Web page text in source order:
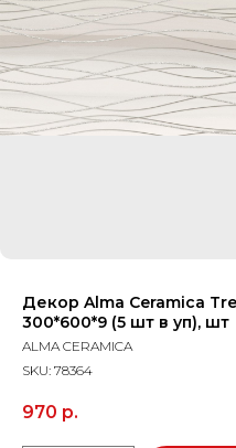
Декор Alma Ceramica
300*600*9 (5 шт в уп), шт
ALMA CERAMICA
SKU: 78364
970 р.